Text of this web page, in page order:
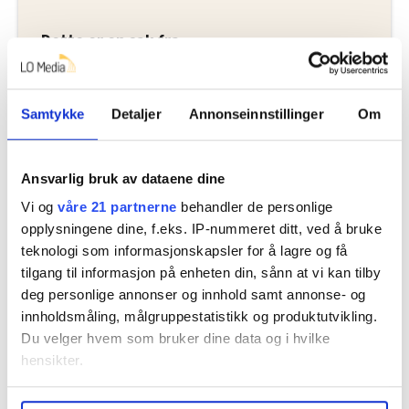
Samtykke Detaljer Annonseinnstillinger Om
Ansvarlig bruk av dataene dine
Vi og våre 21 partnerne behandler de personlige
opplysningene dine, f.eks. IP-nummeret ditt, ved å bruke
teknologi som informasjonskapsler for å lagre og få
tilgang til informasjon på enheten din, sånn at vi kan tilby
deg personlige annonser og innhold samt annonse- og
innholdsmåling, målgruppestatistikk og produktutvikling.
Du velger hvem som bruker dine data og i hvilke
hensikter.
Hvis du gir oss lov, vil vi også gjerne:
om jernbanen.
Kilde: Riksrevisjonen
Dette er en sak fra
Vi skriver om de ansatte i alle deler av
jernbanen og busstransport.
Les mer fra oss
Del artikkel
Nå:5stillingsannonser